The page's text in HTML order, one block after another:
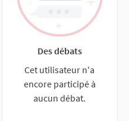
Des débats
Cet utilisateur n'a
encore participé à
aucun débat.